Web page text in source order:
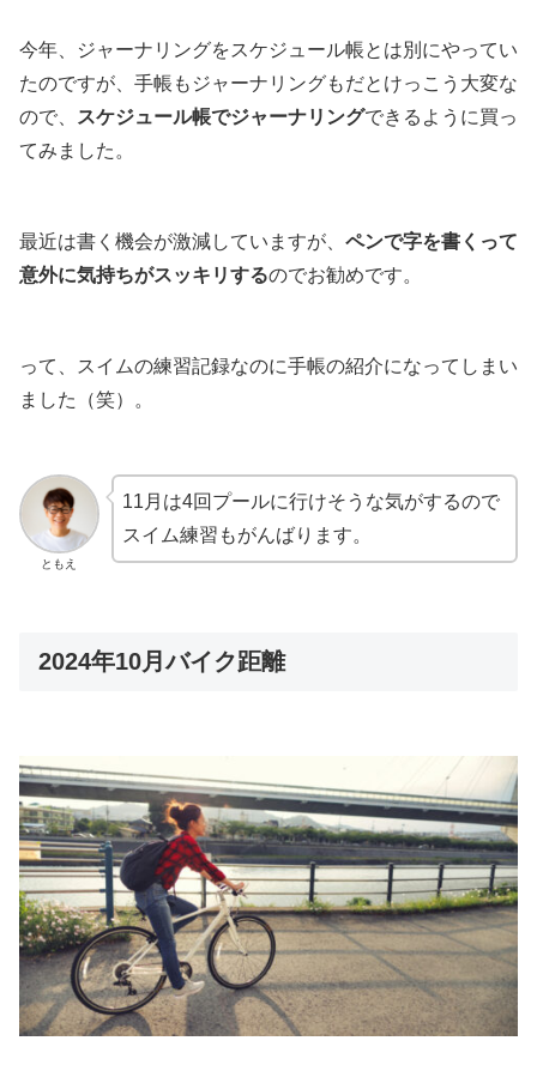
今年、ジャーナリングをスケジュール帳とは別にやってい
たのですが、手帳もジャーナリングもだとけっこう大変な
ので、
スケジュール帳でジャーナリングできるように買っ
てみました。
最近は書く機会が激減していますが、 ペンで字を書くって
意外に気持ちがスッキリするのでお勧めです。
って、スイムの練習記録なのに手帳の紹介になってしまい
ました（笑）。
ともえ
11月は4回プールに行けそうな気がするので
スイム練習もがんばります。
2024年10月バイク距離